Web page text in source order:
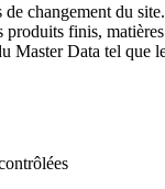
changement du
finis,
Master Data tel que